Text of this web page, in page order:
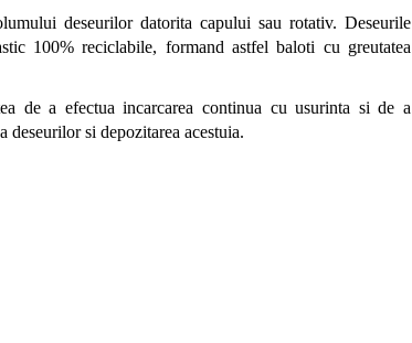
deseurilor datorita capului sau rotativ. Deseurile
100% reciclabile, formand astfel baloti cu greutatea
de a efectua incarcarea continua cu usurinta si de a
si depozitarea acestuia.